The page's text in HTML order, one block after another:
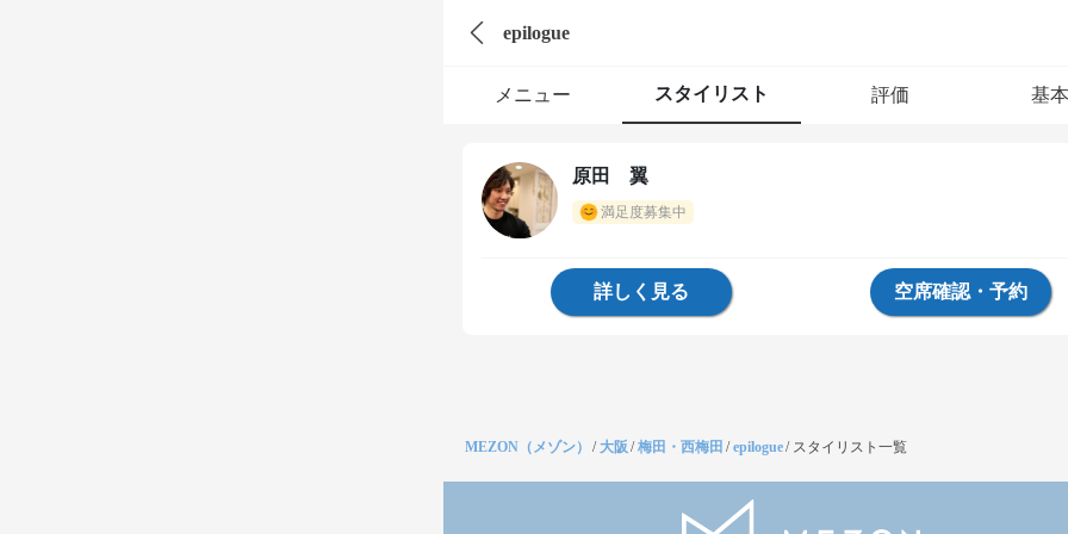
epilogue
メニュー スタイリスト 評価 基
原田 翼
満足度募集中
詳しく見る 空席確認・予約
MEZON（メゾン） /大阪 /梅田・西梅田 /epilogue/ スタイリスト一覧